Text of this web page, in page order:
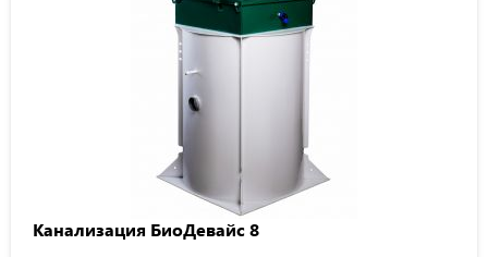
Канализация БиоДевайс 8